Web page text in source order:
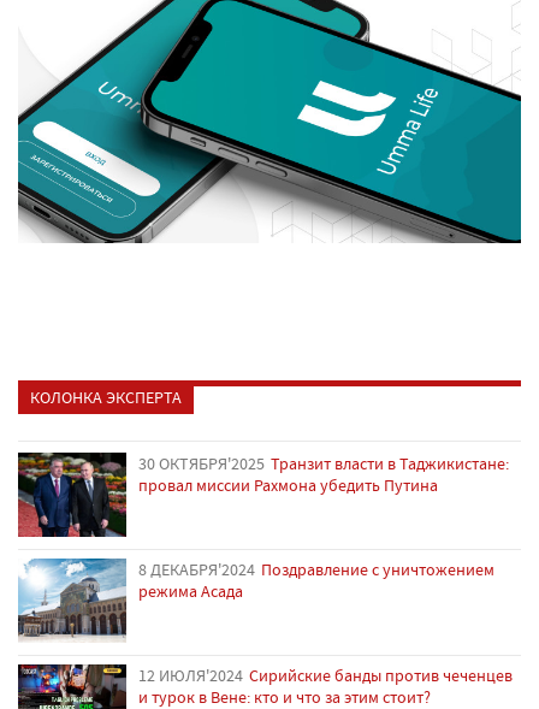
КОЛОНКА ЭКСПЕРТА
30 ОКТЯБРЯ'2025 Транзит власти в Таджикистане:
провал миссии Рахмона убедить Путина
8 ДЕКАБРЯ'2024 Поздравление с уничтожением
режима Асада
12 ИЮЛЯ'2024 Сирийские банды против чеченцев
и турок в Вене: кто и что за этим стоит?